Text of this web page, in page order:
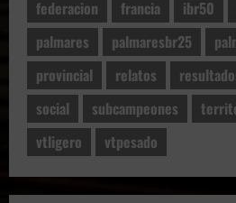
federacion
francia ibr50
palmares
palmaresbr25
provincial
relatos
social
subcampeones
vtligero
vtpesado